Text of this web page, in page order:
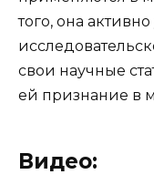
того, она активно
свои научные
ей признание в
Видео: